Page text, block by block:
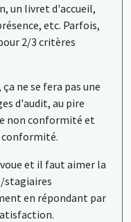
un livret d'accueil,
etc. Parfois,
2/3 critères
ne se fera pas une
d'audit, au pire
non conformité et
conformité.
et il faut aimer la
stagiaires
en répondant par